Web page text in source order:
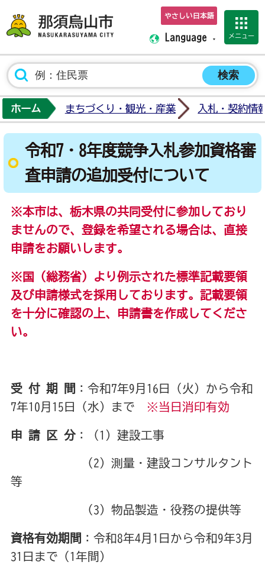
那須烏山市ホーム
やさしい日本語
Language メニュー
ホーム まちづくり・観光・産業 入札・契約情
令和7・8年度競争入札参加資格審
査申請の追加受付について
※本市は、栃木県の共同受付に参加しており
ませんので、登録を希望される場合は、直接
申請をお願いします。
※国（総務省）より例示された標準記載要領
及び申請様式を採用しております。記載要領
を十分に確認の上、申請書を作成してくださ
い。
受 付 期 間 ：令和7年9月16日（火）から令和
7年10月15日（水）まで ※当日消印有効
申 請 区 分：（1）建設工事
（2）測量・建設コンサルタント
等
（3）物品製造・役務の提供等
資格有効期間 ：令和8年4月1日から令和9年3月
31日まで（1年間）